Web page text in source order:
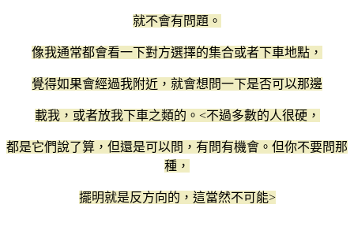
就不會有問題。
像我通常都會看一下對方選擇的集合或者下車地點，
覺得如果會經過我附近，就會想問一下是否可以那邊
載我，或者放我下車之類的。<不過多數的人很硬，
都是它們說了算，但還是可以問，有問有機會。但你不要問那
種，
擺明就是反方向的，這當然不可能>